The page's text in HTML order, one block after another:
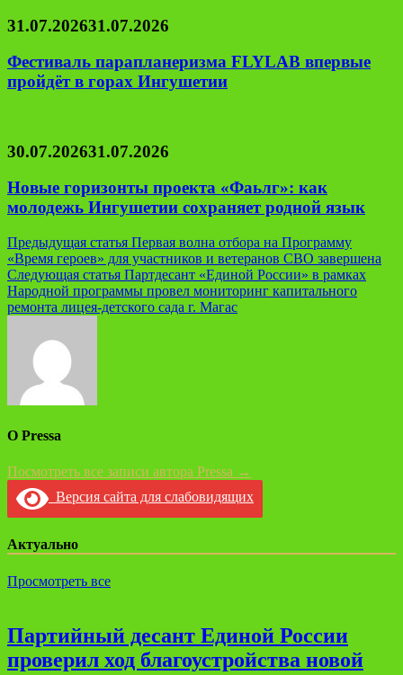
31.07.202631.07.2026
Фестиваль парапланеризма FLYLAB впервые
пройдёт в горах Ингушетии
30.07.202631.07.2026
Новые горизонты проекта «Фаьлг»: как
молодежь Ингушетии сохраняет родной язык
Навигация
по
записям
Предыдущая статья Первая волна отбора на Программу
«Время героев» для участников и ветеранов СВО завершена
Следующая статья Партдесант «Единой России» в рамках
Народной программы провел мониторинг капитального
ремонта лицея-детского сада г. Магас
О Pressa
Посмотреть все записи автора Pressa →
Версия сайта для слабовидящих
Актуально
Просмотреть все
Партийный десант Единой России
проверил ход благоустройства новой